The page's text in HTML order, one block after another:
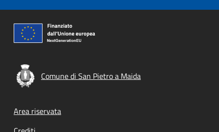
Comune di San Pietro a Maida
Footer menu
Area riservata